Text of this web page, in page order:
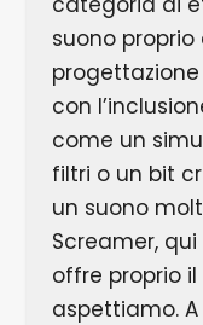
suono
con
come un
filtri o un bit
un suono
Screamer,
offre proprio
aspettiamo.